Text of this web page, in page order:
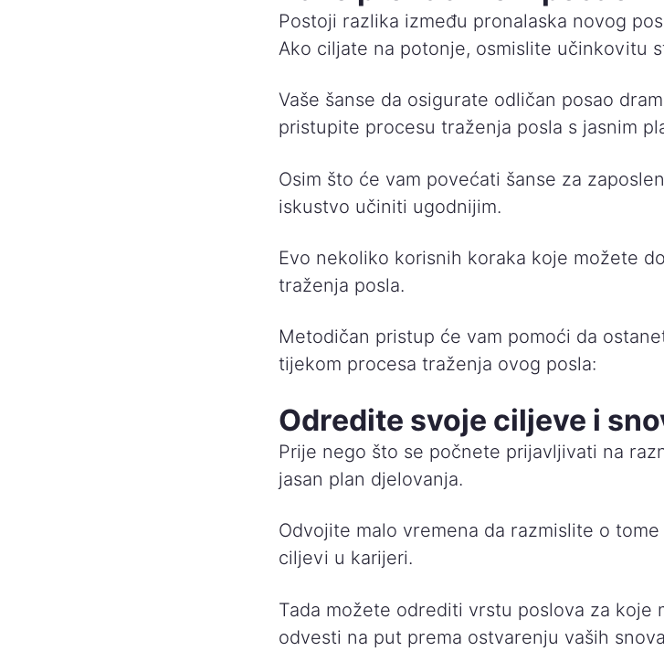
Postoji razlika između pronalaska novog
Ako ciljate na potonje, osmislite učinkovitu
Vaše šanse da osigurate odličan posao
pristupite procesu traženja posla s jasnim
Osim što će vam povećati šanse za
iskustvo učiniti ugodnijim.
Evo nekoliko korisnih koraka koje možete
traženja posla.
Metodičan pristup će vam pomoći da
tijekom procesa traženja ovog posla:
Odredite svoje ciljeve i
Prije nego što se počnete prijavljivati ​​na
jasan plan djelovanja.
Odvojite malo vremena da razmislite o
ciljevi u karijeri.
Tada možete odrediti vrstu poslova za koje
odvesti na put prema ostvarenju vaših